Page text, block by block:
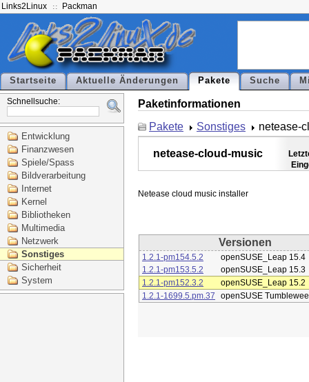
Links2Linux Packman
Startseite Aktuelle Änderungen Pakete Suche
Schnellsuche:
Entwicklung
Finanzwesen
Spiele/Spass
Bildverarbeitung
Internet
Kernel
Bibliotheken
Multimedia
Netzwerk
Sonstiges
Sicherheit
System
Paketinformationen
Pakete
Sonstiges netease-
netease-cloud-music
Versionen
1.2.1-pm154.5.2
openSUSE_Leap 15.4
1.2.1-pm153.5.2
openSUSE_Leap 15.3
1.2.1-pm152.3.2
openSUSE_Leap 15.2
1.2.1-1699.5.pm.37
openSUSE